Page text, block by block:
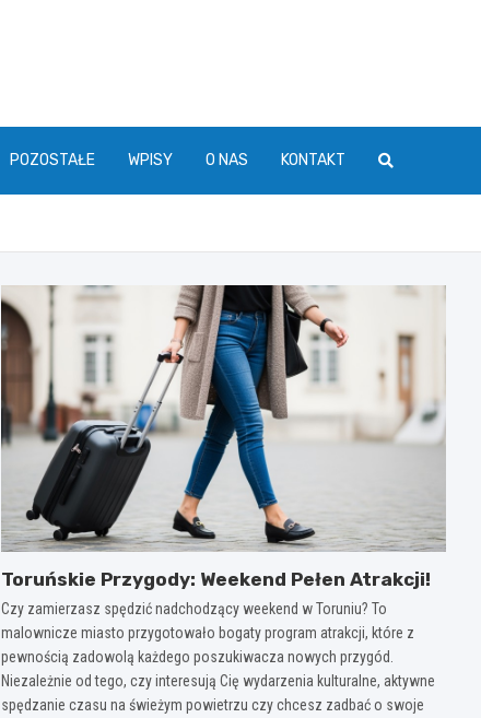
POZOSTAŁE WPISY O NAS KONTAKT
Toruńskie Przygody: Weekend Pełen Atrakcji!
Czy zamierzasz spędzić nadchodzący weekend w Toruniu? To
malownicze miasto przygotowało bogaty program atrakcji, które z
pewnością zadowolą każdego poszukiwacza nowych przygód.
Niezależnie od tego, czy interesują Cię wydarzenia kulturalne, aktywne
spędzanie czasu na świeżym powietrzu czy chcesz zadbać o swoje